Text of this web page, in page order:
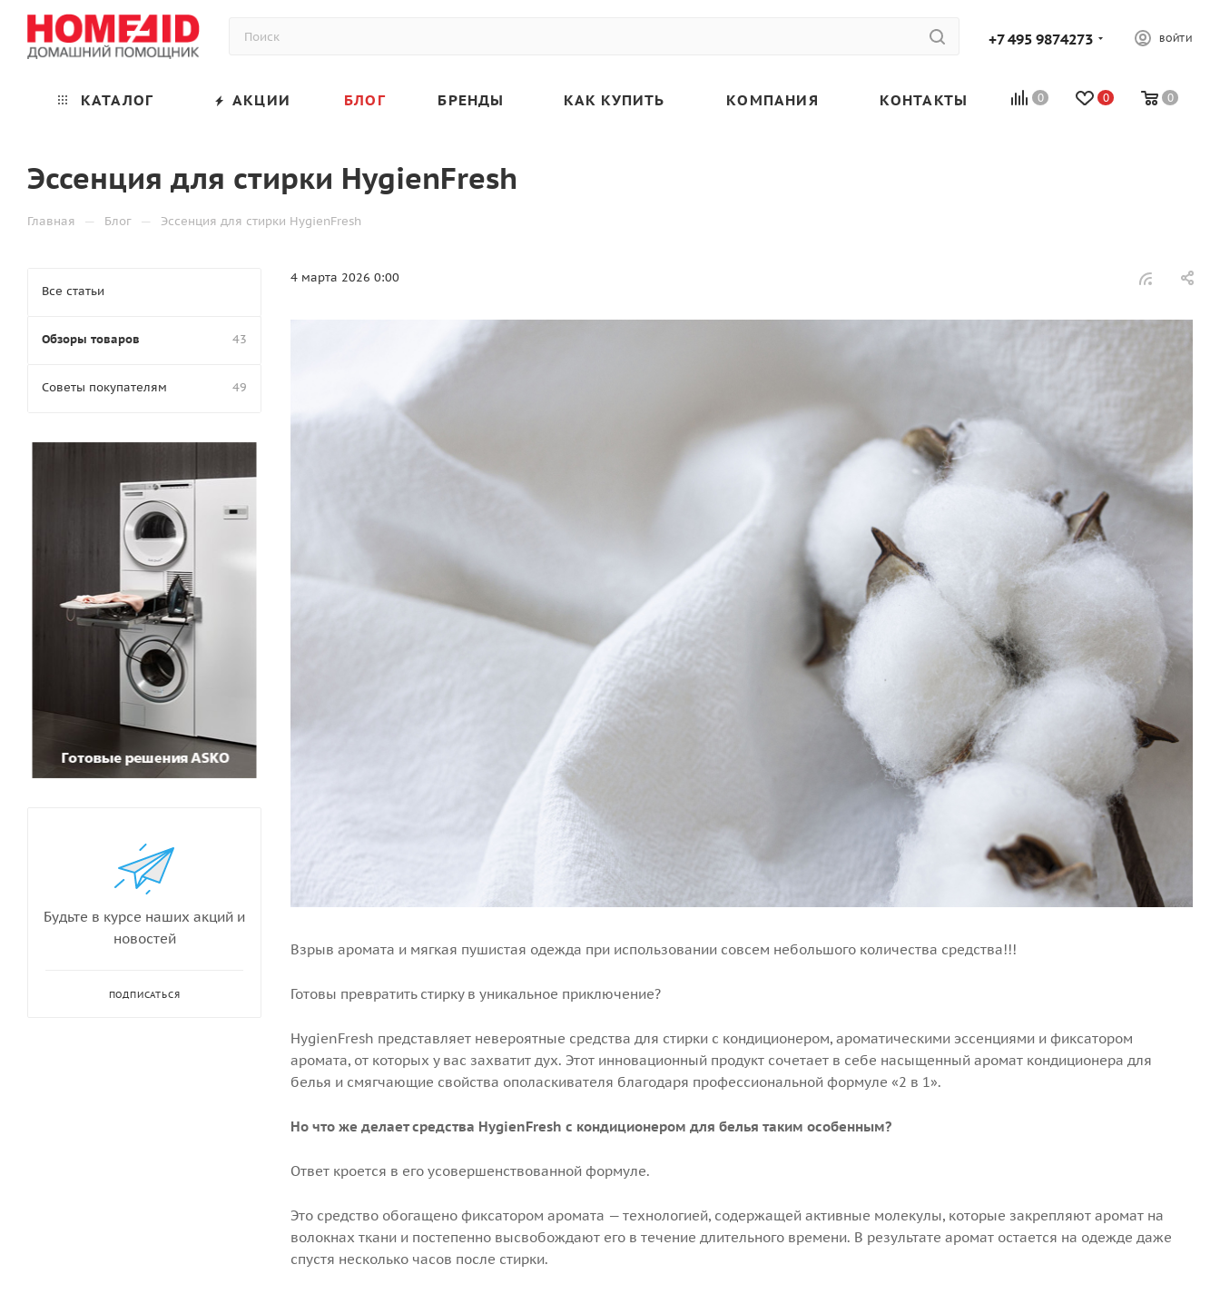
+7 495 9874273 ВОЙТИ
0 0 0
КАТАЛОГ АКЦИИ БЛОГ БРЕНДЫ КАК КУПИТЬ КОМПАНИЯ КОНТАКТЫ
Эссенция для стирки HygienFresh
Главная — Блог — Эссенция для стирки HygienFresh
4 марта 2026 0:00
Взрыв аромата и мягкая пушистая одежда при использовании совсем небольшого количества средства!!!
Готовы превратить стирку в уникальное приключение?
HygienFresh представляет невероятные средства для стирки с кондиционером, ароматическими эссенциями и фиксатором
аромата, от которых у вас захватит дух. Этот инновационный продукт сочетает в себе насыщенный аромат кондиционера для
белья и смягчающие свойства ополаскивателя благодаря профессиональной формуле «2 в 1».
Но что же делает средства HygienFresh с кондиционером для белья таким особенным?
Ответ кроется в его усовершенствованной формуле.
Это средство обогащено фиксатором аромата — технологией, содержащей активные молекулы, которые закрепляют аромат на
волокнах ткани и постепенно высвобождают его в течение длительного времени. В результате аромат остается на одежде даже
спустя несколько часов после стирки.
Все статьи
Обзоры товаров 43
Советы покупателям 49
Будьте в курсе наших акций и
новостей
ПОДПИСАТЬСЯ